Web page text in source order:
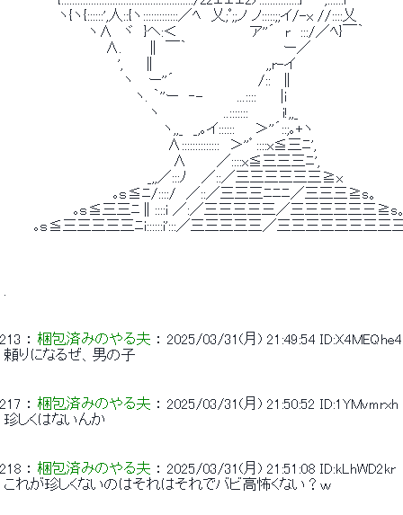
ヽ{ヽ{::::::',人::{ヽ:::::::::::::／ﾍ　乂;ﾟ;;ノ ノ:::::;;イ/-x //::::乂
ヽ∧　ヾ　}ヘ:＜　 　 　 　 　 ア''´　r　:::/／ﾍ}￣｀
∧.　 　∥ ￣｀　　 　 　 　 　 　 ー／
',　　∥　　　　　　　　　　　,,r-イ
ヽ　 ー''´　　　　　　　　 /::　∥
ヽ. ｀''ー　‐-　　　 ...::::　　 |i
ヽ　　　　　　 ..:::::::　　　 i!,,_
ヽ,,_　_,｡イ::::::　　＞''´::;｡+ヽ
∧::::::::::::::　＞''゜::::x≦三ﾆ',
∧　　　／::::x≦三三三ﾆ',
_,,／:::ﾉ　 ／::／三三三三三三≧x
｡ｓ≦ﾆ/::::/　／::／三三三ﾆﾆﾆ／三三三≧s。
｡ｓ≦三三ﾆ∥::::i ／:／三三三三三／三三三三三三≧s
｡ｓ≦三三三三三ﾆi::::::i':::／三三三三三／三三三三三三三三
213 ： 梱包済みのやる夫 ： 2025/03/31(月) 21:49:54 ID:X4MEQhe4
頼りになるぜ、男の子
217 ： 梱包済みのやる夫 ： 2025/03/31(月) 21:50:52 ID:1YMvmrxh
珍しくはないんか
218 ： 梱包済みのやる夫 ： 2025/03/31(月) 21:51:08 ID:kLhWD2kr
これが珍しくないのはそれはそれでバビ高怖くない？ｗ